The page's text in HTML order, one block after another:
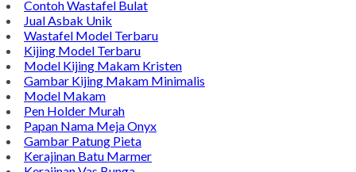
Contoh Wastafel Bulat
Jual Asbak Unik
Wastafel Model Terbaru
Kijing Model Terbaru
Model Kijing Makam Kristen
Gambar Kijing Makam Minimalis
Model Makam
Pen Holder Murah
Papan Nama Meja Onyx
Gambar Patung Pieta
Kerajinan Batu Marmer